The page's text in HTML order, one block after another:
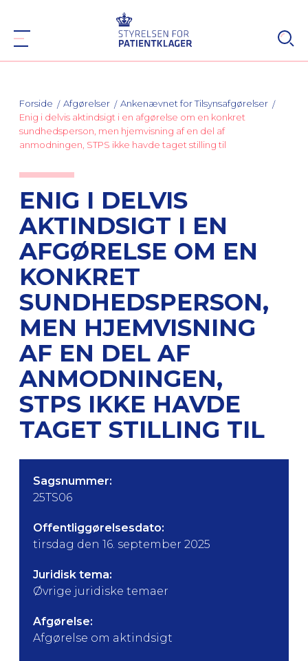
Forside Afgørelser
Ankenævnet for Tilsynsafgørelser
Enig i delvis aktindsigt i en afgørelse om en konkret
sundhedsperson, men hjemvisning af en del af
anmodningen, STPS ikke havde taget stilling til
ENIG I DELVIS
AKTINDSIGT I EN
AFGØRELSE OM EN
KONKRET
SUNDHEDSPERSON,
MEN HJEMVISNING
AF EN DEL AF
ANMODNINGEN,
STPS IKKE HAVDE
TAGET STILLING TIL
Sagsnummer:
25TS06
Offentliggørelsesdato:
tirsdag den 16. september 2025
Juridisk tema:
Øvrige juridiske temaer
Afgørelse:
Afgørelse om aktindsigt